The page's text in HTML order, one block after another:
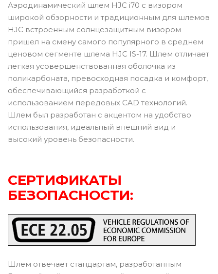
Аэродинамический шлем HJC i70 с визором
широкой обзорности и традиционным для шлемов
HJC встроенным солнцезащитным визором
пришел на смену самого популярного в среднем
ценовом сегменте шлема HJC IS-17. Шлем отличает
легкая усовершенствованная оболочка из
поликарбоната, превосходная посадка и комфорт,
обеспечивающийся разработкой с
использованием передовых CAD технологий.
Шлем был разработан с акцентом на удобство
использования, идеальный внешний вид и
высокий уровень безопасности.
СЕРТИФИКАТЫ
БЕЗОПАСНОСТИ:
Шлем отвечает стандартам, разработанным